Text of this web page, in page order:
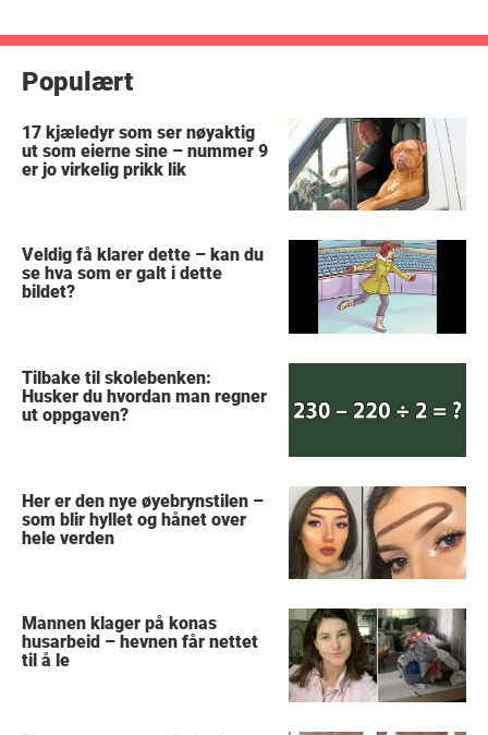
Populært
17 kjæledyr som ser nøyaktig
ut som eierne sine – nummer 9
er jo virkelig prikk lik
Veldig få klarer dette – kan du
se hva som er galt i dette
bildet?
Tilbake til skolebenken:
Husker du hvordan man regner
ut oppgaven?
Her er den nye øyebrynstilen –
som blir hyllet og hånet over
hele verden
Mannen klager på konas
husarbeid – hevnen får nettet
til å le